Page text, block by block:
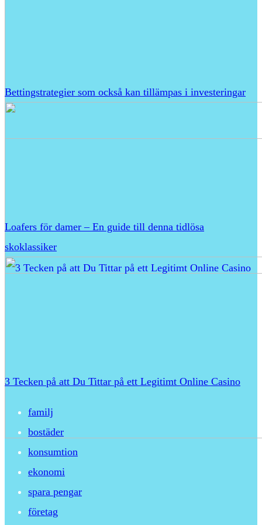
Bettingstrategier som också kan tillämpas i investeringar
Loafers för damer – En guide till denna tidlösa
skoklassiker
3 Tecken på att Du Tittar på ett Legitimt Online Casino
familj
bostäder
konsumtion
ekonomi
spara pengar
företag